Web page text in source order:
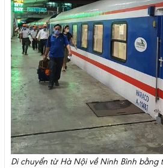
Di chuyển từ Hà Nội về Ninh Bình bằng